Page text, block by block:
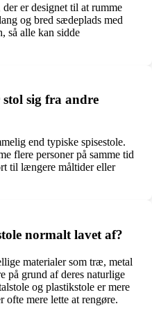
er designet til at rumme
og bred sædeplads med
så alle kan sidde
sig fra andre
end typiske spisestole.
flere personer på samme tid
til længere måltider eller
normalt lavet af?
materialer som træ, metal
på grund af deres naturlige
og plastikstole er mere
ofte mere lette at rengøre.